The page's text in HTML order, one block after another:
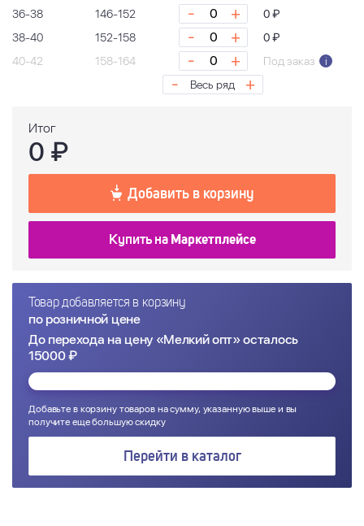
36-38
146-152 - +
0 ₽
38-40
152-158 - +
0 ₽
40-42
158-164 - + Под заказ i
- Весь ряд +
Итог
0 ₽
Добавить в корзину
Купить на Маркетплейсе
Товар добавляется в корзину
по розничной цене
До перехода на цену «Мелкий опт» осталось
15000 ₽
Добавьте в корзину товаров на сумму, указанную выше и вы
получите еще большую скидку
Перейти в каталог